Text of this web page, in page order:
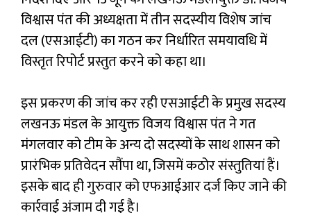
विश्वास पंत की अध्यक्षता में तीन सदस्यीय विशेष जांच
दल (एसआईटी) का गठन कर निर्धारित समयावधि में
विस्तृत रिपोर्ट प्रस्तुत करने को कहा था।
इस प्रकरण की जांच कर रही एसआईटी के प्रमुख सदस्य
लखनऊ मंडल के आयुक्त विजय विश्वास पंत ने गत
मंगलवार को टीम के अन्य दो सदस्यों के साथ शासन को
प्रारंभिक प्रतिवेदन सौंपा था, जिसमें कठोर संस्तुतियां हैं।
इसके बाद ही गुरुवार को एफआईआर दर्ज किए जाने की
कार्रवाई अंजाम दी गई है।